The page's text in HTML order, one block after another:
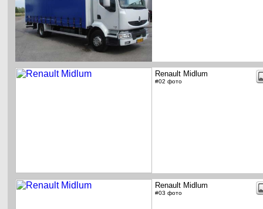
Renault Midlum
#02 фото
Renault Midlum
#03 фото